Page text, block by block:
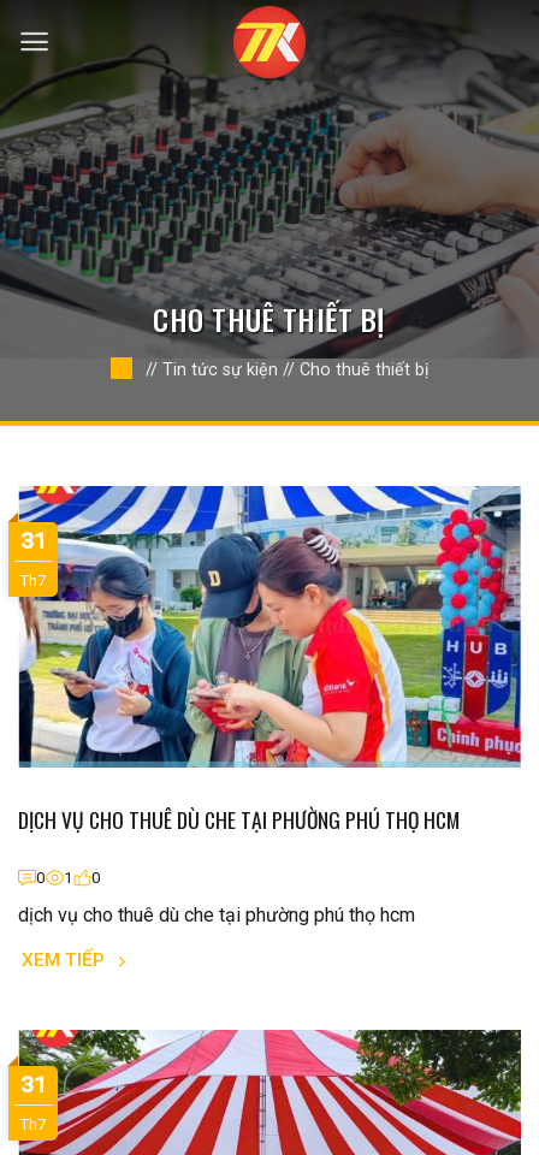
qua
dung
CHO THUÊ THIẾT BỊ
// Tin tức sự kiện // Cho thuê thiết bị
DỊCH VỤ CHO THUÊ DÙ CHE TẠI PHƯỜNG PHÚ THỌ HCM
0 1 0
dịch vụ cho thuê dù che tại phường phú thọ hcm
XEM TIẾP
31
Th7
31
Th7